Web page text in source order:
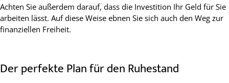
Achten Sie außerdem darauf, dass die Investition Ihr Geld für Sie
arbeiten lässt. Auf diese Weise ebnen Sie sich auch den Weg zur
finanziellen Freiheit.
Der perfekte Plan für den Ruhestand